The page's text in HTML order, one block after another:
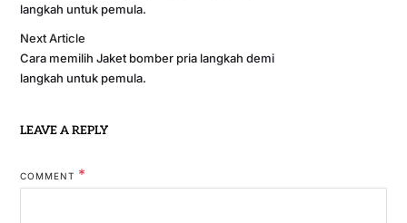
langkah untuk pemula.
Next Article
Cara memilih Jaket bomber pria langkah demi
langkah untuk pemula.
LEAVE A REPLY
COMMENT *